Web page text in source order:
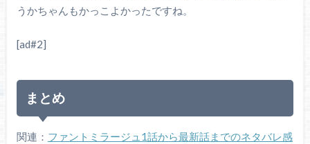
うかちゃんもかっこよかったですね。
[ad#2]
まとめ
関連： ファントミラージュ1話から最新話までのネタバレ感